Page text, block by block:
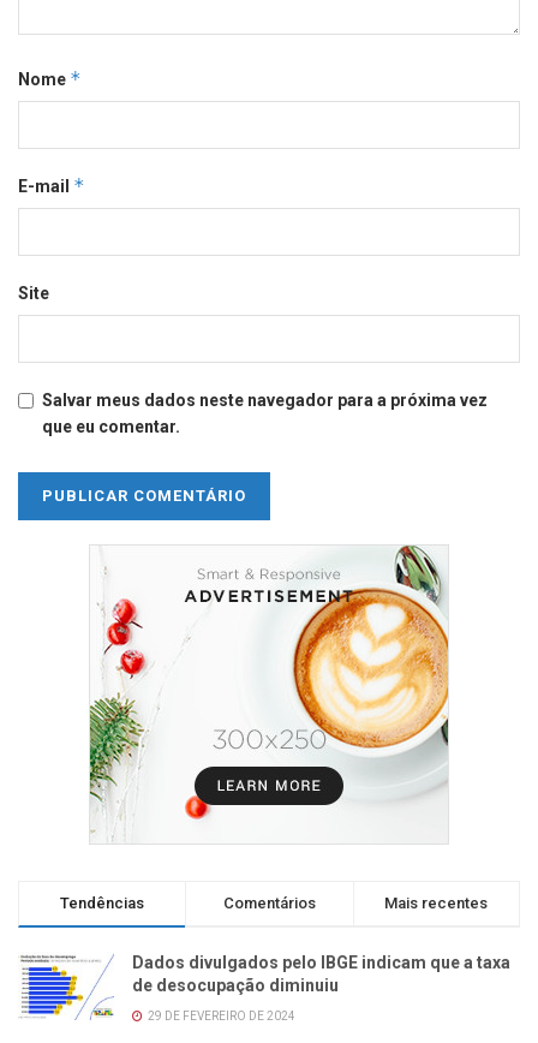
Nome *
E-mail *
Site
Salvar meus dados neste navegador para a próxima vez
que eu comentar.
Tendências Comentários Mais recentes
Dados divulgados pelo IBGE indicam que a taxa
de desocupação diminuiu
29 DE FEVEREIRO DE 2024